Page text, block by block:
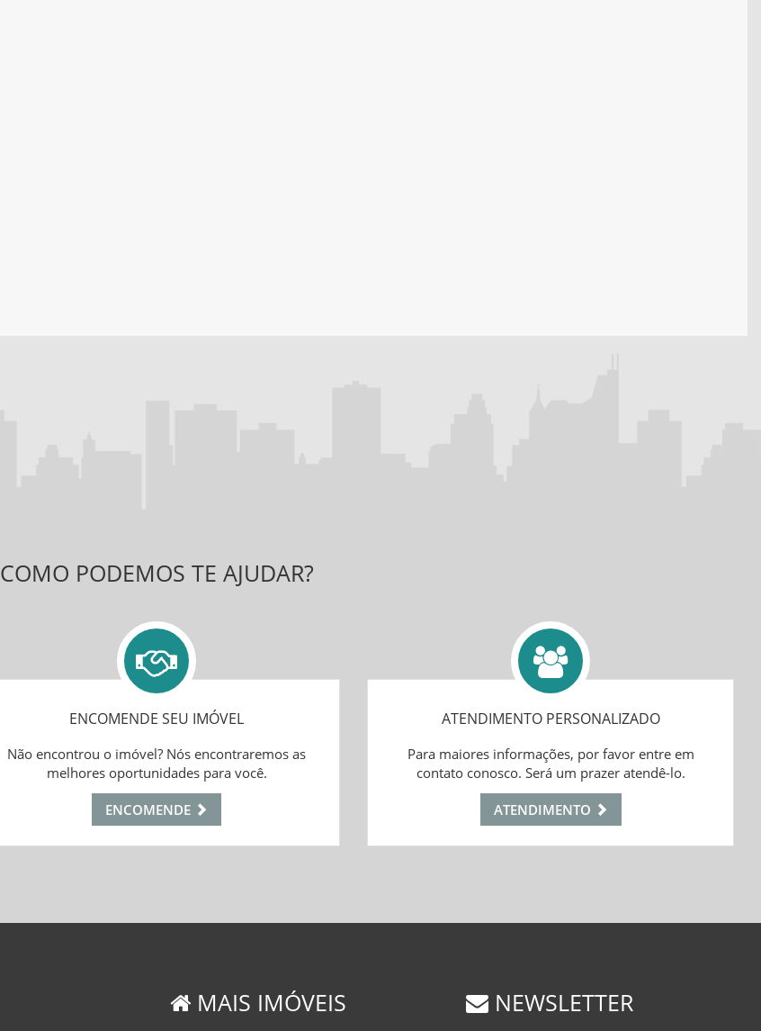
COMO PODEMOS TE AJUDAR?
ENCOMENDE SEU IMÓVEL
Não encontrou o imóvel? Nós encontraremos as
melhores oportunidades para você.
ENCOMENDE
ATENDIMENTO PERSONALIZADO
Para maiores informações, por favor entre em
contato conosco. Será um prazer atendê-lo.
ATENDIMENTO
MAIS IMÓVEIS NEWSLETTER